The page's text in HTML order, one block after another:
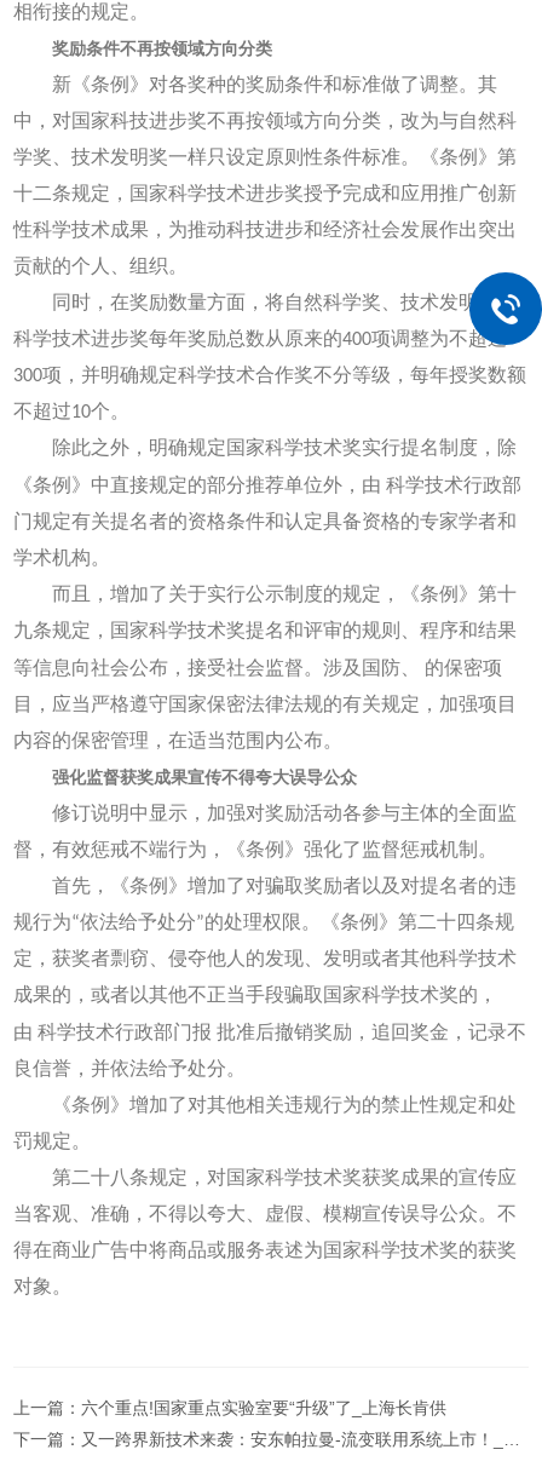
相衔接的规定。
奖励条件不再按领域方向分类
新《条例》对各奖种的奖励条件和标准做了调整。其
中，对国家科技进步奖不再按领域方向分类，改为与自然科
学奖、技术发明奖一样只设定原则性条件标准。《条例》第
十二条规定，国家科学技术进步奖授予完成和应用推广创新
性科学技术成果，为推动科技进步和经济社会发展作出突出
贡献的个人、组织。
同时，在奖励数量方面，将自然科学奖、技术发明奖、
科学技术进步奖每年奖励总数从原来的400项调整为不超过
300项，并明确规定科学技术合作奖不分等级，每年授奖数额
不超过10个。
除此之外，明确规定国家科学技术奖实行提名制度，除
《条例》中直接规定的部分推荐单位外，由 科学技术行政部
门规定有关提名者的资格条件和认定具备资格的专家学者和
学术机构。
而且，增加了关于实行公示制度的规定，《条例》第十
九条规定，国家科学技术奖提名和评审的规则、程序和结果
等信息向社会公布，接受社会监督。涉及国防、
的保密项
目，应当严格遵守国家保密法律法规的有关规定，加强项目
内容的保密管理，在适当范围内公布。
强化监督获奖成果宣传不得夸大误导公众
修订说明中显示，加强对奖励活动各参与主体的全面监
督，有效惩戒不端行为，《条例》强化了监督惩戒机制。
首先，《条例》增加了对骗取奖励者以及对提名者的违
规行为“依法给予处分”的处理权限。《条例》第二十四条规
定，获奖者剽窃、侵夺他人的发现、发明或者其他科学技术
成果的，或者以其他不正当手段骗取国家科学技术奖的，
由 科学技术行政部门报 批准后撤销奖励，追回奖金，记录不
良信誉，并依法给予处分。
《条例》增加了对其他相关违规行为的禁止性规定和处
罚规定。
第二十八条规定，对国家科学技术奖获奖成果的宣传应
当客观、准确，不得以夸大、虚假、模糊宣传误导公众。不
得在商业广告中将商品或服务表述为国家科学技术奖的获奖
对象。
上一篇：六个重点!国家重点实验室要“升级”了_上海长肯供
下一篇： 又一跨界新技术来袭：安东帕拉曼-流变联用系统上市！_上海长肯供